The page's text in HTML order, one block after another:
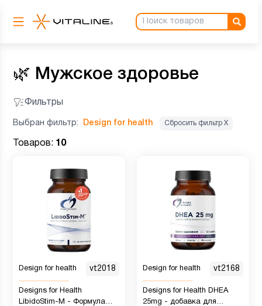
🌿 Мужское здоровье
Фильтры
Выбран фильтр: Design for health Сбросить фильтр Х
Товаров: 10
Design for health vt2018
Designs for Health
LibidoStim-M - Формула
Design for health vt2168
Designs for Health DHEA
25mg - добавка для